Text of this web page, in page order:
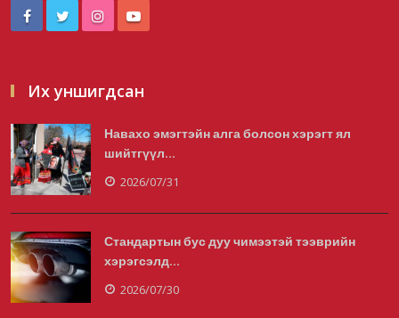
Их уншигдсан
Навахо эмэгтэйн алга болсон хэрэгт ял
шийтгүүл...
2026/07/31
Стандартын бус дуу чимээтэй тээврийн
хэрэгсэлд...
2026/07/30